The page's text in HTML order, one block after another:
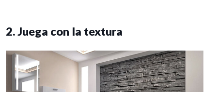
2. Juega con la textura